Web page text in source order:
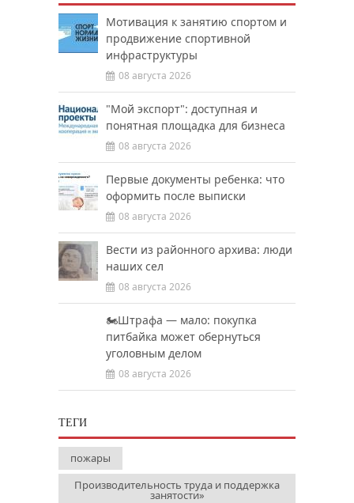
Мотивация к занятию спортом и
продвижение спортивной
инфраструктуры
08 августа 2026
"Мой экспорт": доступная и
понятная площадка для бизнеса
08 августа 2026
Первые документы ребенка: что
оформить после выписки
08 августа 2026
Вести из районного архива: люди
наших сел
08 августа 2026
🏍️Штрафа — мало: покупка
питбайка может обернуться
уголовным делом
08 августа 2026
ТЕГИ
пожары
Производительность труда и поддержка
занятости»